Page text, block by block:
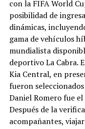
con la FIFA World
posibilidad de
dinámicas,
gama de vehículos
mundialista
deportivo La Cabra.
Kia Central, en
fueron
Daniel Romero fue
Después de la
acompañantes,